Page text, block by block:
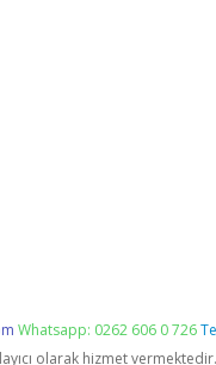
Whatsapp: 0262 606 0 726
olarak hizmet